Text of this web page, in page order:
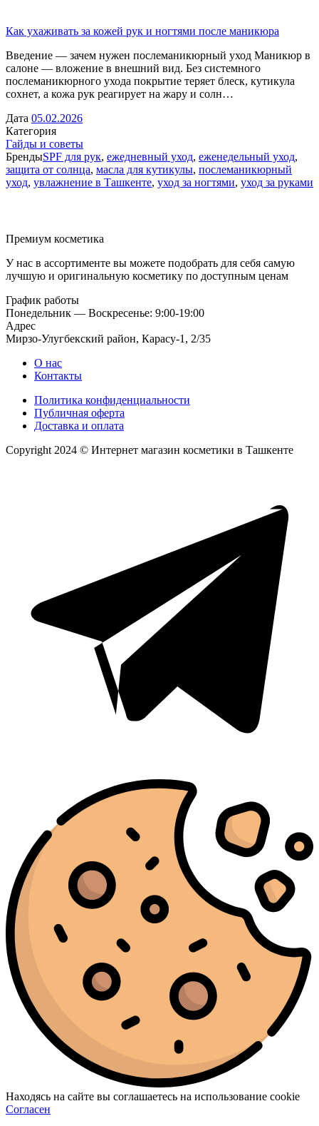
Как ухаживать за кожей рук и ногтями после маникюра
Введение — зачем нужен послеманикюрный уход Маникюр в
салоне — вложение в внешний вид. Без системного
послеманикюрного ухода покрытие теряет блеск, кутикула
сохнет, а кожа рук реагирует на жару и солн…
Дата 05.02.2026
Категория
Гайды и советы
БрендыSPF для рук, ежедневный уход, еженедельный уход,
защита от солнца, масла для кутикулы, послеманикюрный
уход, увлажнение в Ташкенте, уход за ногтями, уход за руками
Премиум косметика
У нас в ассортименте вы можете подобрать для себя самую
лучшую и оригинальную косметику по доступным ценам
График работы
Понедельник — Воскресенье: 9:00-19:00
Адрес
Мирзо-Улугбекский район, Карасу-1, 2/35
О нас
Контакты
Политика конфиденциальности
Публичная оферта
Доставка и оплата
Copyright 2024 © Интернет магазин косметики в Ташкенте
Находясь на сайте вы соглашаетесь на использование cookie
Согласен